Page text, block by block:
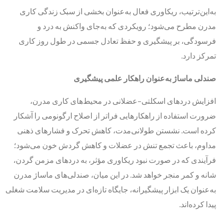
به‌این‌ترتیب، ریکاوری فعال به‌عنوان بخشی از سبک زندگی کاری
مدرن مطرح می‌شود؛ رویکردی که به‌جای واکنش به درد و
فرسودگی، بر پیشگیری و حفظ تعادل جسمی در طول روز کاری
تمرکز دارد.
صندلی ماساژ به‌عنوان راهکار علمی پیشگیری
افزایش دردهای اسکلتی–عضلانی در محیط‌های کاری مدرن،
ضرورت استفاده از راهکارهایی فراتر از اصلاح ارگونومی را آشکار
کرده است. نشستن طولانی‌مدت، کاهش تحرک و فشارهای ذهنی
مداوم، باعث تجمع تنش در عضلات و کاهش گردش خون می‌شود؛
فرآیندی که در صورت نبود ریکاوری مؤثر، به دردهای مزمن گردن،
شانه و کمر منجر خواهد شد. در این میان، صندلی‌های ماساژ مدرن
به‌عنوان یک ابزار پیشگیرانه، جایگاه تازه‌ای در مدیریت سلامت شغلی
پیدا کرده‌اند.